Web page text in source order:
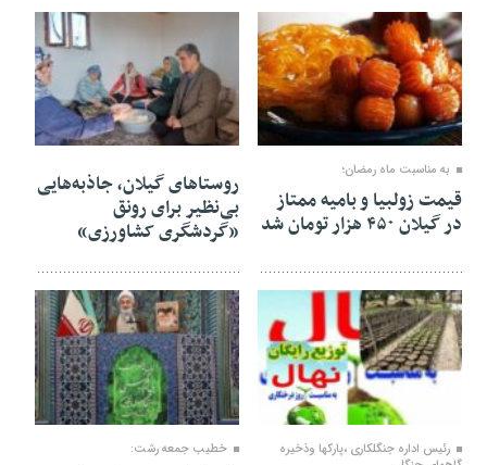
۳۰ بهمن ۱۴۰۴
به مناسبت ماه رمضان؛
قیمت زولبیا و بامیه ممتاز
در گیلان ۴۵۰ هزار تومان شد
۲۷ بهمن ۱۴۰۴
روستاهای گیلان، جاذبه‌هایی
بی‌نظیر برای رونق
«گردشگری کشاورزی»
رئیس اداره جنگلکاری ،پارکها وذخیره
۲۴ بهمن ۱۴۰۴
خطیب جمعه رشت: